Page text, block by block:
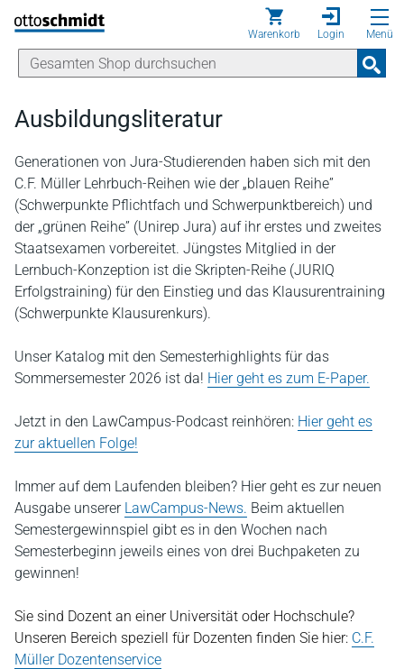
Direkt zum Inhalt
Warenkorb Login Menü
Ausbildungsliteratur
Generationen von Jura-Studierenden haben sich mit den
C.F. Müller Lehrbuch-Reihen wie der „blauen Reihe”
(Schwerpunkte Pflichtfach und Schwerpunktbereich) und
der „grünen Reihe” (Unirep Jura) auf ihr erstes und zweites
Staatsexamen vorbereitet. Jüngstes Mitglied in der
Lernbuch-Konzeption ist die Skripten-Reihe (JURIQ
Erfolgstraining) für den Einstieg und das Klausurentraining
(Schwerpunkte Klausurenkurs).
Unser Katalog mit den Semesterhighlights für das
Sommersemester 2026 ist da! Hier geht es zum E-Paper.
Jetzt in den LawCampus-Podcast reinhören: Hier geht es
zur aktuellen Folge!
Immer auf dem Laufenden bleiben? Hier geht es zur neuen
Ausgabe unserer LawCampus-News. Beim aktuellen
Semestergewinnspiel gibt es in den Wochen nach
Semesterbeginn jeweils eines von drei Buchpaketen zu
gewinnen!
Sie sind Dozent an einer Universität oder Hochschule?
Unseren Bereich speziell für Dozenten finden Sie hier: C.F.
Müller Dozentenservice